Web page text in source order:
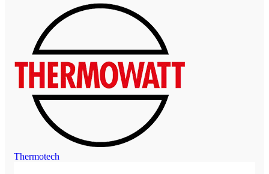
Thermotech